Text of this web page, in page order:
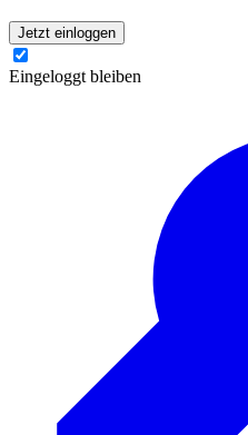
Jetzt einloggen
Eingeloggt bleiben